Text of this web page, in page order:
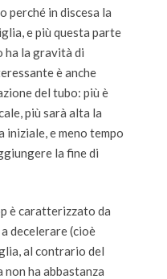
perché in discesa la
e più questa parte
ha la gravità di
è anche
del tubo: più è
più sarà alta la
iniziale, e meno tempo
la fine di
è caratterizzato da
decelerare (cioè
al contrario del
non ha abbastanza